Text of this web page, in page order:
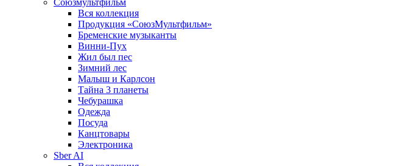
Союзмультфильм
Вся коллекция
Продукция «СоюзМультфильм»
Бременские музыканты
Винни-Пух
Жил был пес
Зимний лес
Малыш и Карлсон
Тайна 3 планеты
Чебурашка
Одежда
Посуда
Канцтовары
Электроника
Sber AI